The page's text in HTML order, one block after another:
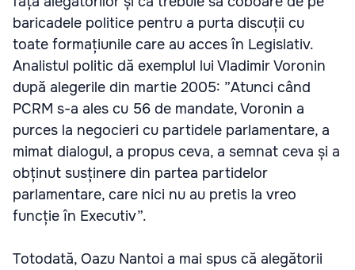
baricadele politice pentru a purta discuții cu
toate formațiunile care au acces în Legislativ.
Analistul politic dă exemplul lui Vladimir Voronin
după alegerile din martie 2005: ”Atunci când
PCRM s-a ales cu 56 de mandate, Voronin a
purces la negocieri cu partidele parlamentare, a
mimat dialogul, a propus ceva, a semnat ceva și a
obținut susținere din partea partidelor
parlamentare, care nici nu au pretis la vreo
funcție în Executiv”.
Totodată, Oazu Nantoi a mai spus că alegătorii